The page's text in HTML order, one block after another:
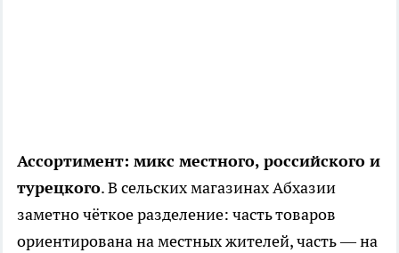
Ассортимент: микс местного, российского и
турецкого. В сельских магазинах Абхазии
заметно чёткое разделение: часть товаров
ориентирована на местных жителей, часть — на